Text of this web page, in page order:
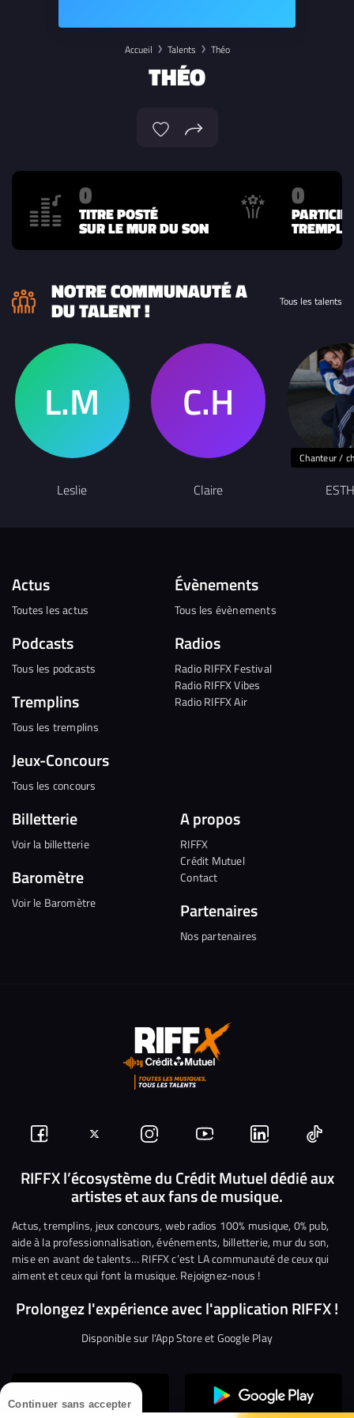
Continuer sans accepter
Accueil Talents Théo
THÉO
0
TITRE POSTÉ
SUR LE MUR DU SON
0
NOTRE COMMUNAUTÉ A
DU TALENT ! Tous les talents
Leslie Claire
Chanteur /
Actus
Toutes les actus
Podcasts
Tous les podcasts
Tremplins
Tous les tremplins
Jeux-Concours
Tous les concours
Évènements
Tous les évènements
Radios
Radio RIFFX Festival
Radio RIFFX Vibes
Radio RIFFX Air
Billetterie
Voir la billetterie
Baromètre
Voir le Baromètre
A propos
RIFFX
Crédit Mutuel
Contact
Partenaires
Nos partenaires
Suivez-
nous
Facebook
Suivez-
nous
sur
Twitter
Nous
rejoindre
sur
Instagram
Nous
rejoindre
sur
YouTube
Nous
rejoindre
sur
Linkedin
Nous
RIFFX l’écosystème du Crédit Mutuel dédié aux
artistes et aux fans de musique.
Actus, tremplins, jeux concours, web radios 100% musique, 0% pub,
aide à la professionnalisation, événements, billetterie, mur du son,
mise en avant de talents… RIFFX c’est LA communauté de ceux qui
aiment et ceux qui font la musique. Rejoignez-nous !
Prolongez l'expérience avec l'application RIFFX !
Disponible sur l'App Store et Google Play